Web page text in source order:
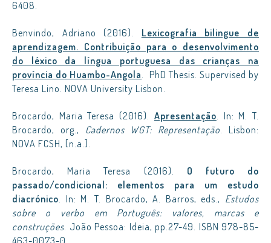
6408.
Benvindo, Adriano (2016). Lexicografia bilingue de
aprendizagem. Contribuição para o desenvolvimento
do léxico da língua portuguesa das crianças na
província do Huambo-Angola. PhD Thesis. Supervised by
Teresa Lino. NOVA University Lisbon.
Brocardo, Maria Teresa (2016). Apresentação. In: M. T.
Brocardo, org., Cadernos WGT: Representação. Lisbon:
NOVA FCSH, [n.a.].
Brocardo, Maria Teresa (2016). O futuro do
passado/condicional: elementos para um estudo
diacrónico. In: M. T. Brocardo, A. Barros, eds., Estudos
sobre o verbo em Português: valores, marcas e
construções. João Pessoa: Ideia, pp.27-49. ISBN 978-85-
463-0073-0.